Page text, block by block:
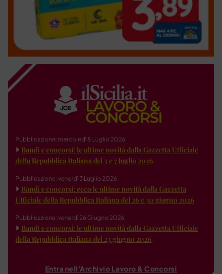
Pubblicazione: mercoledì 8 Luglio 2026
Bandi e concorsi: le ultime novità dalla Gazzetta Ufficiale
della Repubblica Italiana del 3 e 7 luglio 2026
Pubblicazione: venerdì 3 Luglio 2026
Bandi e concorsi: ecco le ultime novità dalla Gazzetta
Ufficiale della Repubblica Italiana del 26 e 30 giugno 2026
Pubblicazione: venerdì 26 Giugno 2026
Bandi e concorsi: le ultime novità dalla Gazzetta Ufficiale
della Repubblica Italiana del 23 giugno 2026
Entra nell'Archivio Lavoro & Concorsi